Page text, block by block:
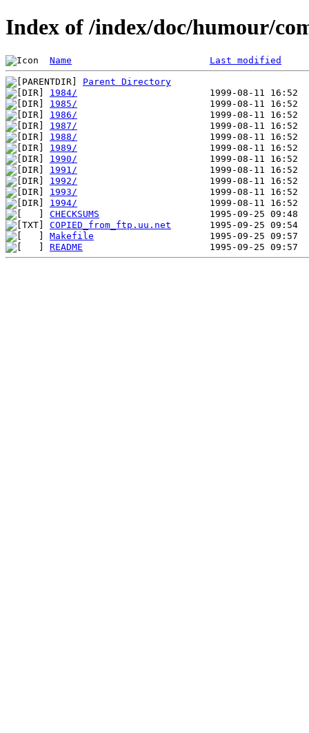
Index of /index/doc/humour/
Name Last modified
Parent Directory
1984/
1985/
1986/
1987/
1988/
1989/
1990/
1991/
1992/
1993/
1994/
CHECKSUMS
COPIED_from_ftp.uu.net
Makefile
README